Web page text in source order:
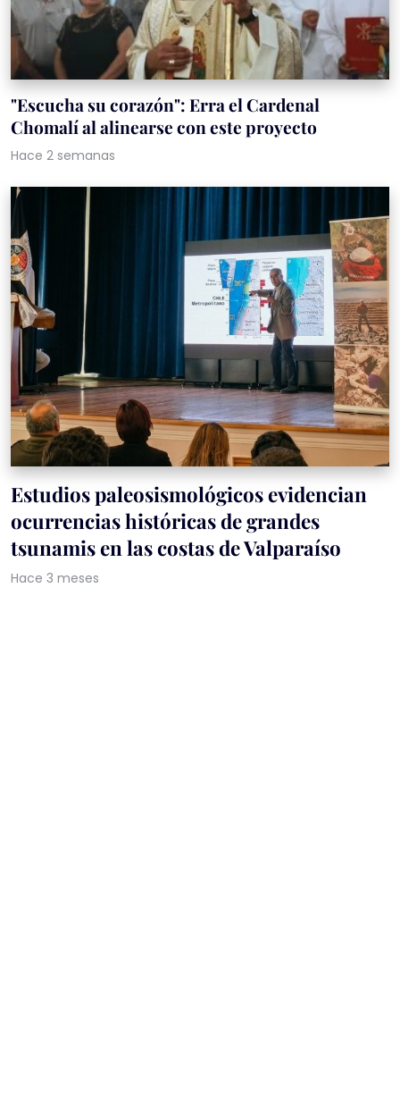
"Escucha su corazón": Erra el Cardenal
Chomalí al alinearse con este proyecto
Hace 2 semanas
Estudios paleosismológicos evidencian
ocurrencias históricas de grandes
tsunamis en las costas de Valparaíso
Hace 3 meses